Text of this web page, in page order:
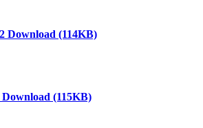
Download (114KB)
Download (115KB)